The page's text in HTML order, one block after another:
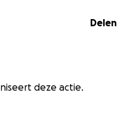
Delen
deze actie.